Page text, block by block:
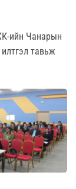
ийн Чанарын
тавьж